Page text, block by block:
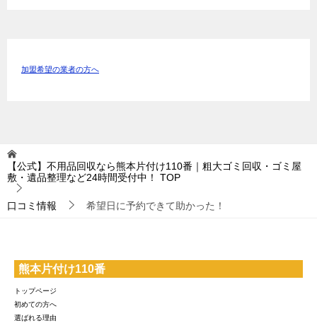
加盟希望の業者の方へ
【公式】不用品回収なら熊本片付け110番｜粗大ゴミ回収・ゴミ屋
敷・遺品整理など24時間受付中！
TOP
口コミ情報 希望日に予約できて助かった！
熊本片付け110番
トップページ
初めての方へ
選ばれる理由